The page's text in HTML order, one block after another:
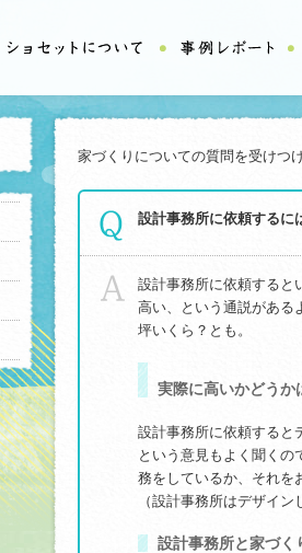
家づくりについての質問を受けつ
設計事務所に依頼するに
設計事務所に依頼すると
高い、という通説がある
坪いくら？とも。
実際に高いかどうか
設計事務所に依頼すると
という意見もよく聞くの
務をしているか、それを
（設計事務所はデザイ
設計事務所と家づく